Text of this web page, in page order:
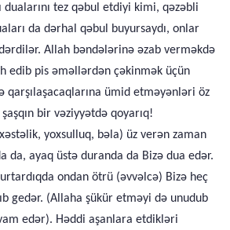
dualarını tez qəbul etdiyi kimi, qəzəbli
da dərhal qəbul buyursaydı, onlar
Allah bəndələrinə əzab verməkdə
edib pis əməllərdən çəkinmək üçün
ümid etməyənləri öz
bir vəziyyətdə qoyarıq!
yoxsulluq, bəla) üz verən zaman
da, ayaq üstə duranda da Bizə dua edər.
ondan ötrü (əvvəlcə) Bizə heç
gedər. (Allaha şükür etməyi də unudub
edər). Həddi aşanlara etdikləri